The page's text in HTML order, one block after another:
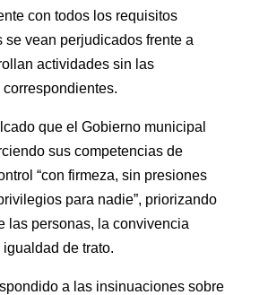
con todos los requisitos
se vean perjudicados frente a
actividades sin las
que el Gobierno municipal
sus competencias de
“con firmeza, sin presiones
para nadie”, priorizando
las personas, la convivencia
de trato.
a las insinuaciones sobre